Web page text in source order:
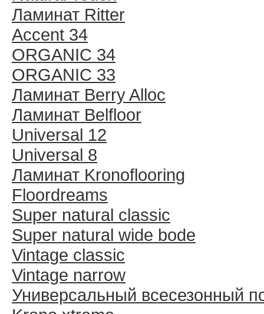
Ламинат Ritter
Accent 34
ORGANIC 34
ORGANIC 33
Ламинат Berry Alloc
Ламинат Belfloor
Universal 12
Universal 8
Ламинат Kronoflooring
Floordreams
Super natural classic
Super natural wide bode
Vintage classic
Vintage narrow
Универсальный всесезонный